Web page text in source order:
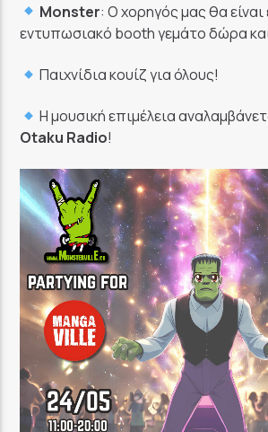
Monster: Ο χορηγός μας θα είναι
εντυπωσιακό booth γεμάτο δώρα
Παιχνίδια κουίζ για όλους!
Η μουσική επιμέλεια
Otaku Radio!